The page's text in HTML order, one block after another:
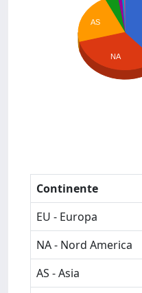
AS
NA
Continente
EU - Europa
NA - Nord America
AS - Asia